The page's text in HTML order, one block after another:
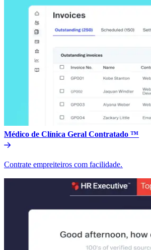
Médico de Clínica Geral Contratado ™​​
Contrate empreiteiros com facilidade.​​